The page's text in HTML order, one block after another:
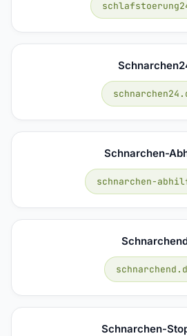
Schnarchen-
schnarchen-
Schnarchen-